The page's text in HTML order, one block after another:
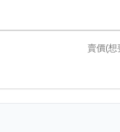
賣價(想